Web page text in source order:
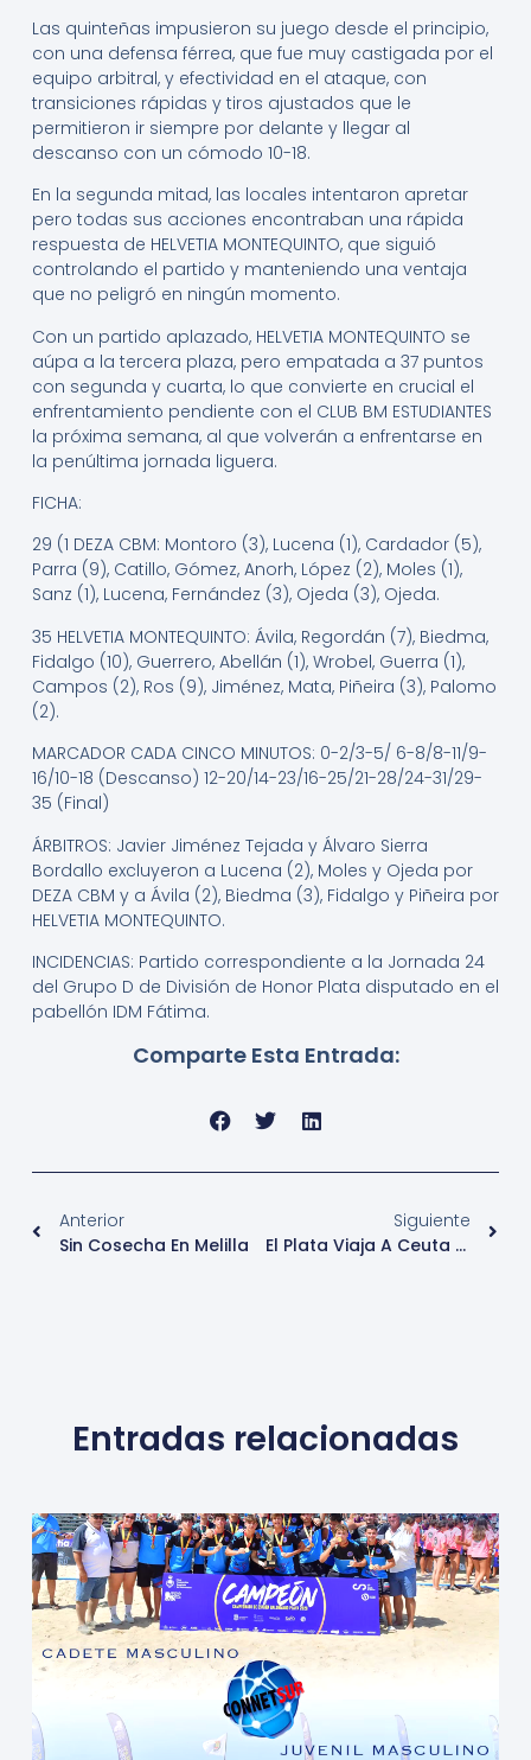
Las quinteñas impusieron su juego desde el principio,
con una defensa férrea, que fue muy castigada por el
equipo arbitral, y efectividad en el ataque, con
transiciones rápidas y tiros ajustados que le
permitieron ir siempre por delante y llegar al
descanso con un cómodo 10-18.
En la segunda mitad, las locales intentaron apretar
pero todas sus acciones encontraban una rápida
respuesta de HELVETIA MONTEQUINTO, que siguió
controlando el partido y manteniendo una ventaja
que no peligró en ningún momento.
Con un partido aplazado, HELVETIA MONTEQUINTO se
aúpa a la tercera plaza, pero empatada a 37 puntos
con segunda y cuarta, lo que convierte en crucial el
enfrentamiento pendiente con el CLUB BM ESTUDIANTES
la próxima semana, al que volverán a enfrentarse en
la penúltima jornada liguera.
FICHA:
29 (1 DEZA CBM: Montoro (3), Lucena (1), Cardador (5),
Parra (9), Catillo, Gómez, Anorh, López (2), Moles (1),
Sanz (1), Lucena, Fernández (3), Ojeda (3), Ojeda.
35 HELVETIA MONTEQUINTO: Ávila, Regordán (7), Biedma,
Fidalgo (10), Guerrero, Abellán (1), Wrobel, Guerra (1),
Campos (2), Ros (9), Jiménez, Mata, Piñeira (3), Palomo
(2).
MARCADOR CADA CINCO MINUTOS: 0-2/3-5/ 6-8/8-11/9-
16/10-18 (Descanso) 12-20/14-23/16-25/21-28/24-31/29-
35 (Final)
ÁRBITROS: Javier Jiménez Tejada y Álvaro Sierra
Bordallo excluyeron a Lucena (2), Moles y Ojeda por
DEZA CBM y a Ávila (2), Biedma (3), Fidalgo y Piñeira por
HELVETIA MONTEQUINTO.
INCIDENCIAS: Partido correspondiente a la Jornada 24
del Grupo D de División de Honor Plata disputado en el
pabellón IDM Fátima.
Comparte Esta Entrada:
Anterior
Sin Cosecha En Melilla
Siguiente
El Plata Viaja A Ceuta En Partido Aplazado
Entradas relacionadas